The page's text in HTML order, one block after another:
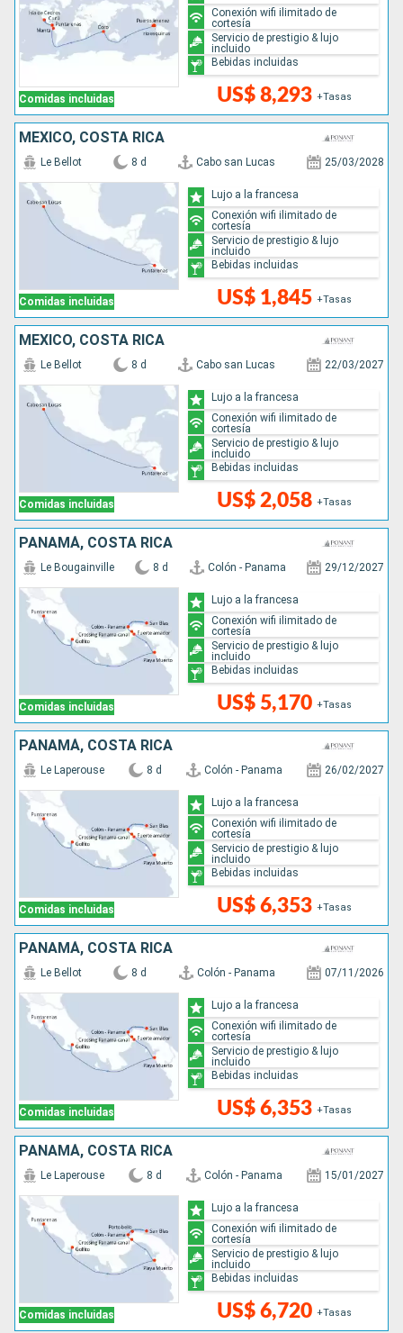
Comidas incluidas US$ 8,293 +Tasas
Conexión wifi ilimitado de
cortesía
Servicio de prestigio & lujo
incluido
Bebidas incluidas
MÉXICO, COSTA RICA
Comidas incluidas
Le Bellot 8 d Cabo san Lucas 25/03/2028
US$ 1,845 +Tasas
Lujo a la francesa
Conexión wifi ilimitado de
cortesía
Servicio de prestigio & lujo
incluido
Bebidas incluidas
MÉXICO, COSTA RICA
Comidas incluidas
Le Bellot 8 d Cabo san Lucas 22/03/2027
US$ 2,058 +Tasas
Lujo a la francesa
Conexión wifi ilimitado de
cortesía
Servicio de prestigio & lujo
incluido
Bebidas incluidas
PANAMÁ, COSTA RICA
Comidas incluidas
Le Bougainville 8 d Colón - Panama 29/12/2027
US$ 5,170 +Tasas
Lujo a la francesa
Conexión wifi ilimitado de
cortesía
Servicio de prestigio & lujo
incluido
Bebidas incluidas
PANAMÁ, COSTA RICA
Comidas incluidas
Le Laperouse 8 d Colón - Panama 26/02/2027
US$ 6,353 +Tasas
Lujo a la francesa
Conexión wifi ilimitado de
cortesía
Servicio de prestigio & lujo
incluido
Bebidas incluidas
PANAMÁ, COSTA RICA
Comidas incluidas
Le Bellot 8 d Colón - Panama 07/11/2026
US$ 6,353 +Tasas
Lujo a la francesa
Conexión wifi ilimitado de
cortesía
Servicio de prestigio & lujo
incluido
Bebidas incluidas
PANAMÁ, COSTA RICA
Comidas incluidas
Le Laperouse 8 d Colón - Panama 15/01/2027
US$ 6,720 +Tasas
Lujo a la francesa
Conexión wifi ilimitado de
cortesía
Servicio de prestigio & lujo
incluido
Bebidas incluidas